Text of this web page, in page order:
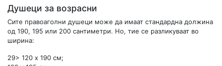
Душеци за возрасни
Сите правоаголни душеци може да имаат стандардна должина
од 190, 195 или 200 сантиметри. Но, тие се разликуваат во
ширина:
29> 120 х 190 см;